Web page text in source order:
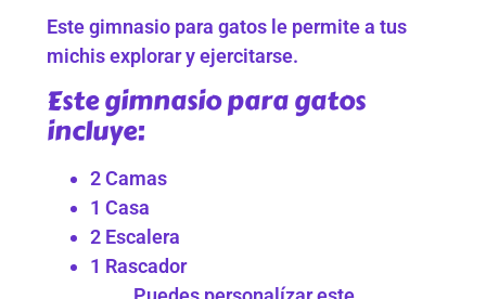
Este gimnasio para gatos le permite a tus
michis explorar y ejercitarse.
Este gimnasio para gatos
incluye:
2 Camas
1 Casa
2 Escalera
1 Rascador